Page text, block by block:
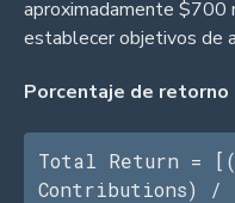
aproximadamente $700
establecer objetivos de
Porcentaje de
Total Return =
Contributions) /